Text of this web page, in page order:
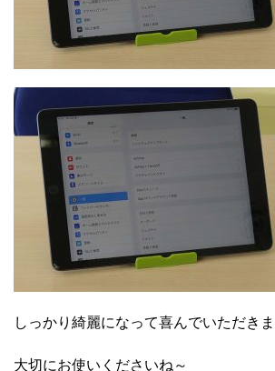
しっかり綺麗になって喜んでいただき
大切にお使いくださいね～